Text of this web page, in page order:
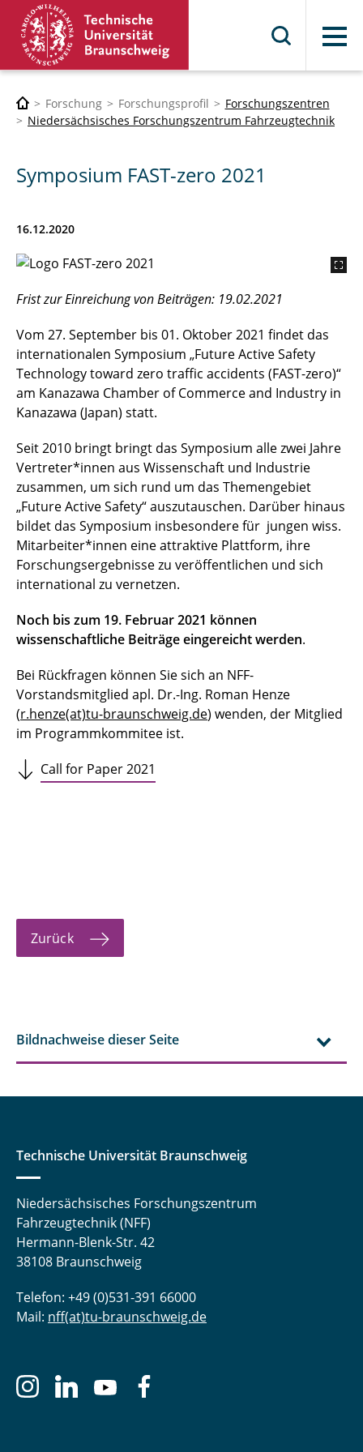
Menü
Forschung Forschungsprofil
Forschungszentren
Niedersächsisches Forschungszentrum Fahrzeugtechnik
Symposium FAST-zero 2021
16.12.2020
Frist zur Einreichung von Beiträgen: 19.02.2021
Vom 27. September bis 01. Oktober 2021 findet das
internationalen Symposium „Future Active Safety
Technology toward zero traffic accidents (FAST-zero)“
am Kanazawa Chamber of Commerce and Industry in
Kanazawa (Japan) statt.
Seit 2010 bringt bringt das Symposium alle zwei Jahre
Vertreter*innen aus Wissenschaft und Industrie
zusammen, um sich rund um das Themengebiet
„Future Active Safety“ auszutauschen. Darüber hinaus
bildet das Symposium insbesondere für jungen wiss.
Mitarbeiter*innen eine attraktive Plattform, ihre
Forschungsergebnisse zu veröffentlichen und sich
international zu vernetzen.
Noch bis zum 19. Februar 2021 können
wissenschaftliche Beiträge eingereicht werden.
Bei Rückfragen können Sie sich an NFF-
Vorstandsmitglied apl. Dr.-Ing. Roman Henze
(r.henze(at)tu-braunschweig.de) wenden, der Mitglied
im Programmkommitee ist.
Call for Paper 2021
Zurück
Bildnachweise dieser Seite
Technische Universität Braunschweig
Niedersächsisches Forschungszentrum
Fahrzeugtechnik (NFF)
Hermann-Blenk-Str. 42
38108 Braunschweig
Telefon: +49 (0)531-391 66000
Mail: nff(at)tu-braunschweig.de